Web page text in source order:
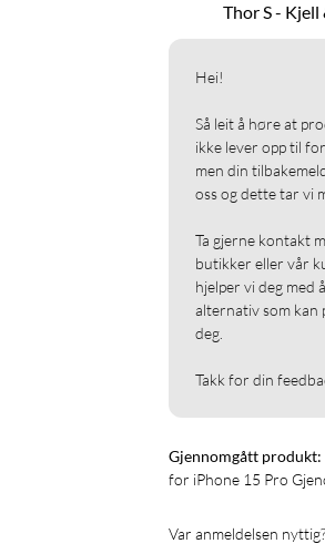
Thor S -
Hei!
Så leit å høre at
ikke lever opp til
men din
oss og dette tar vi
Ta gjerne kontakt
butikker eller vår
hjelper vi deg med
alternativ som kan
deg.
Takk for din
Gjennomgått produkt:
for iPhone 15 Pro
Var anmeldelsen nyttig?